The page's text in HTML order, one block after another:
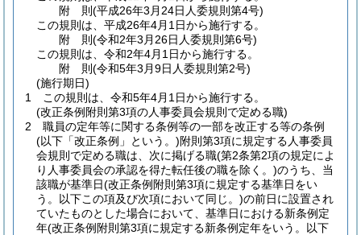
附 則(平成26年3月24日 人委規則第4号)
この規則は、平成26年4月1日から施行する。
附 則(令和2年3月26日 人委規則第6号)
この規則は、令和2年4月1日から施行する。
附 則(令和5年3月9日 人委規則第2号)
(施行期日)
1
この規則は、令和5年4月1日から施行する。
(改正条例附則第3項の人事委員会規則で定める職)
2
職員の定年等に関する条例等の一部を改正する等の条例
(以下「改正条例」という。)附則第3項に規定する人事委員
会規則で定める職は、次に掲げる職(第2条第2項の規定によ
り人事委員会の承認を得た転任後の職を除く。)のうち、当
該職が基準日(改正条例附則第3項に規定する基準日をい
う。以下この項及び次項において同じ。)の前日に設置され
ていたものとした場合において、基準日における新条例定
年(改正条例附則第3項に規定する新条例定年をいう。以下